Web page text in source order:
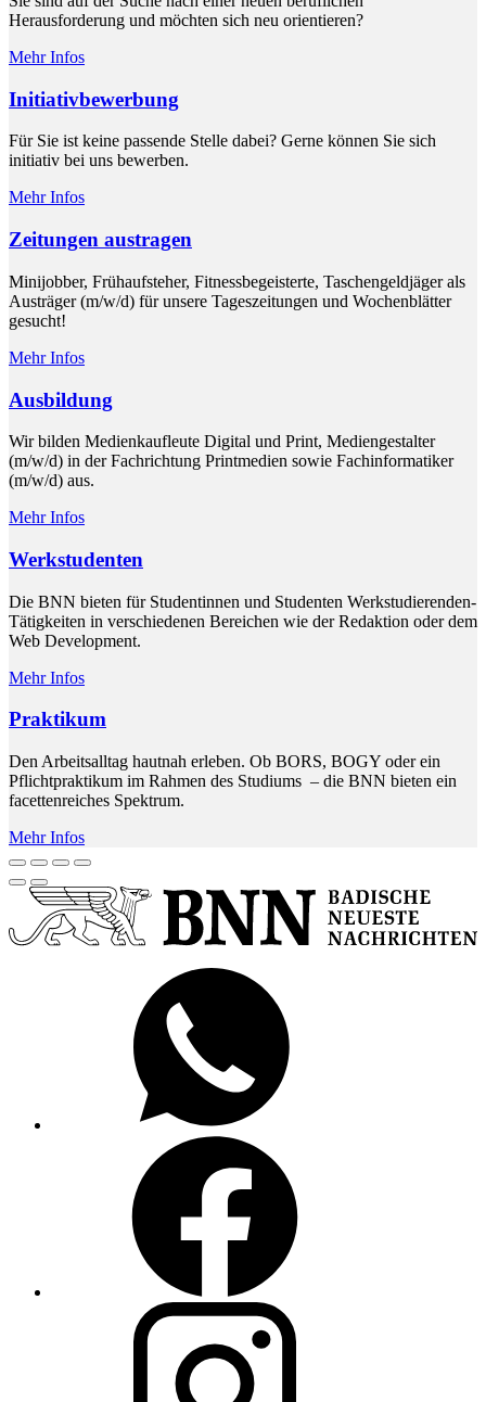
Herausforderung und möchten sich neu orientieren?
Mehr Infos
Initiativbewerbung
Für Sie ist keine passende Stelle dabei? Gerne können Sie sich
initiativ bei uns bewerben.
Mehr Infos
Zeitungen austragen
Minijobber, Frühaufsteher, Fitnessbegeisterte, Taschengeldjäger als
Austräger (m/w/d) für unsere Tageszeitungen und Wochenblätter
gesucht!
Mehr Infos
Ausbildung
Wir bilden Medienkaufleute Digital und Print, Mediengestalter
(m/w/d) in der Fachrichtung Printmedien sowie Fachinformatiker
(m/w/d) aus.
Mehr Infos
Werkstudenten
Die BNN bieten für Studentinnen und Studenten Werkstudierenden-
Tätigkeiten in verschiedenen Bereichen wie der Redaktion oder dem
Web Development.
Mehr Infos
Praktikum
Den Arbeitsalltag hautnah erleben. Ob BORS, BOGY oder ein
Pflichtpraktikum im Rahmen des Studiums – die BNN bieten ein
facettenreiches Spektrum.
Mehr Infos